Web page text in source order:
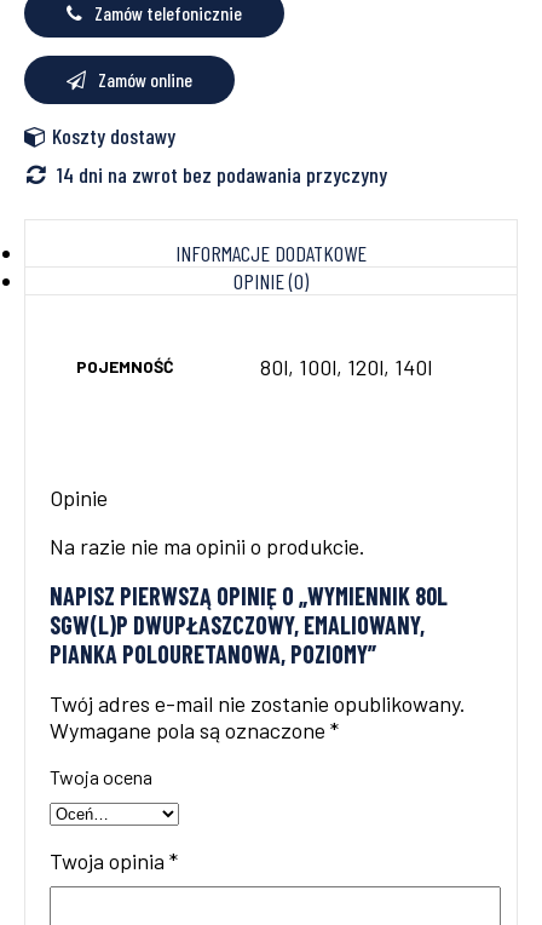
Zamów telefonicznie
Zamów online
Koszty dostawy
14 dni na zwrot bez podawania przyczyny
INFORMACJE DODATKOWE
OPINIE (0)
POJEMNOŚĆ 80l, 100l, 120l, 140l
Opinie
Na razie nie ma opinii o produkcie.
NAPISZ PIERWSZĄ OPINIĘ O „WYMIENNIK 80L
SGW(L)P DWUPŁASZCZOWY, EMALIOWANY,
PIANKA POLOURETANOWA, POZIOMY”
Twój adres e-mail nie zostanie opublikowany.
Wymagane pola są oznaczone *
Twoja ocena
Twoja opinia *